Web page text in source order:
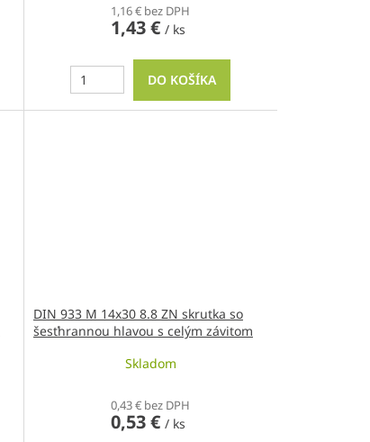
1,16 € bez DPH
1,43 €/ ks
DO KOŠÍKA
DIN 933 M 14x30 8.8 ZN skrutka so
šesťhrannou hlavou s celým závitom
Skladom
0,43 € bez DPH
0,53 €/ ks